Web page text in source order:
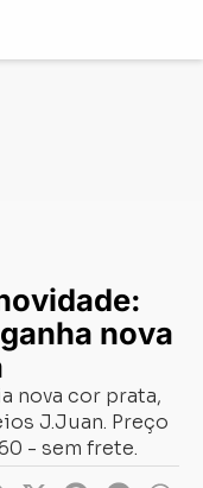
novidade: modelo
nova
nova cor prata,
J.Juan. Preço
- sem frete.